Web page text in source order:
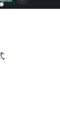
将继续保持
市场强劲，
信心确保通
。本文内容仅